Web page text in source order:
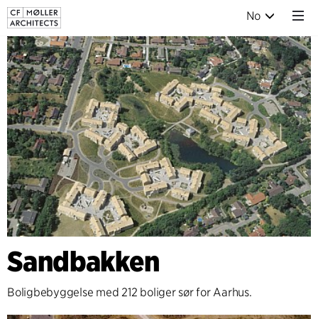
No
Sandbakken
Boligbebyggelse med 212 boliger sør for Aarhus.